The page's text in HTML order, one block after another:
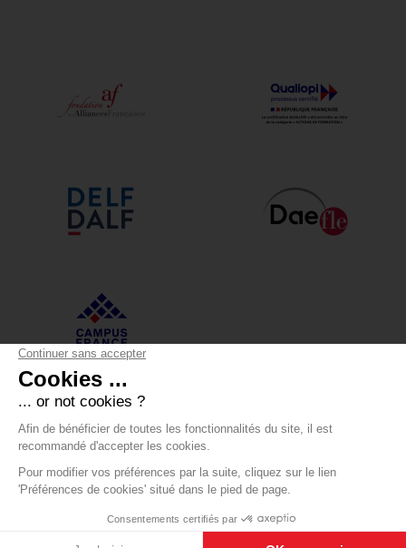
12 boulevard du Lycée - 74000 Annecy
Règlement intérieur-Formulaire de réclamation-
Mentions légales
Modifier les cookies BOONDOOA